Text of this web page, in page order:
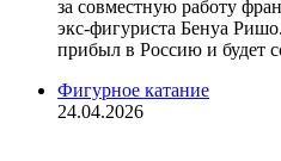
за совместную работу
экс‑фигуриста Бенуа
прибыл в Россию и будет
Фигурное катание
24.04.2026